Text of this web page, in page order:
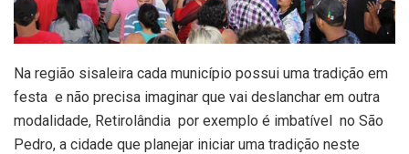
Na região sisaleira cada município possui uma tradição em
festa e não precisa imaginar que vai deslanchar em outra
modalidade, Retirolândia por exemplo é imbatível no São
Pedro, a cidade que planejar iniciar uma tradição neste